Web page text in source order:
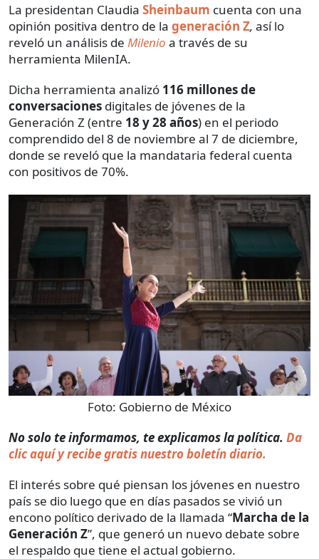
La presidentan Claudia Sheinbaum cuenta con una
opinión positiva dentro de la generación Z, así lo
reveló un análisis de Milenio a través de su
herramienta MilenIA.
Dicha herramienta analizó 116 millones de
conversaciones digitales de jóvenes de la
Generación Z (entre 18 y 28 años) en el periodo
comprendido del 8 de noviembre al 7 de diciembre,
donde se reveló que la mandataria federal cuenta
con positivos de 70%.
Foto: Gobierno de México
No solo te informamos, te explicamos la política. Da
clic aquí y recibe gratis nuestro boletín diario.
El interés sobre qué piensan los jóvenes en nuestro
país se dio luego que en días pasados se vivió un
encono político derivado de la llamada “Marcha de la
Generación Z”, que generó un nuevo debate sobre
el respaldo que tiene el actual gobierno.